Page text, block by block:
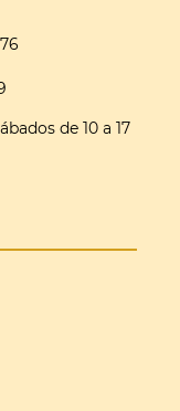
de 10 a 17